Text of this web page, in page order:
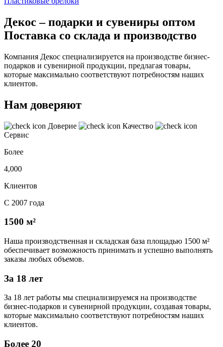
Декос – подарки и сувениры оптом
Поставка со склада и производство
Компания Декос специализируется на производстве бизнес-
подарков и сувенирной продукции, предлагая товары,
которые максимально соответствуют потребностям наших
клиентов.
Нам доверяют
Доверие
Качество
Сервис
Более
4,000
Клиентов
С 2007 года
1500 м²
Наша производственная и складская база площадью 1500 м²
обеспечивает возможность принимать и успешно выполнять
заказы любых объемов.
За 18 лет
За 18 лет работы мы специализируемся на производстве
бизнес-подарков и сувенирной продукции, создавая товары,
которые максимально соответствуют потребностям наших
клиентов.
Более 20